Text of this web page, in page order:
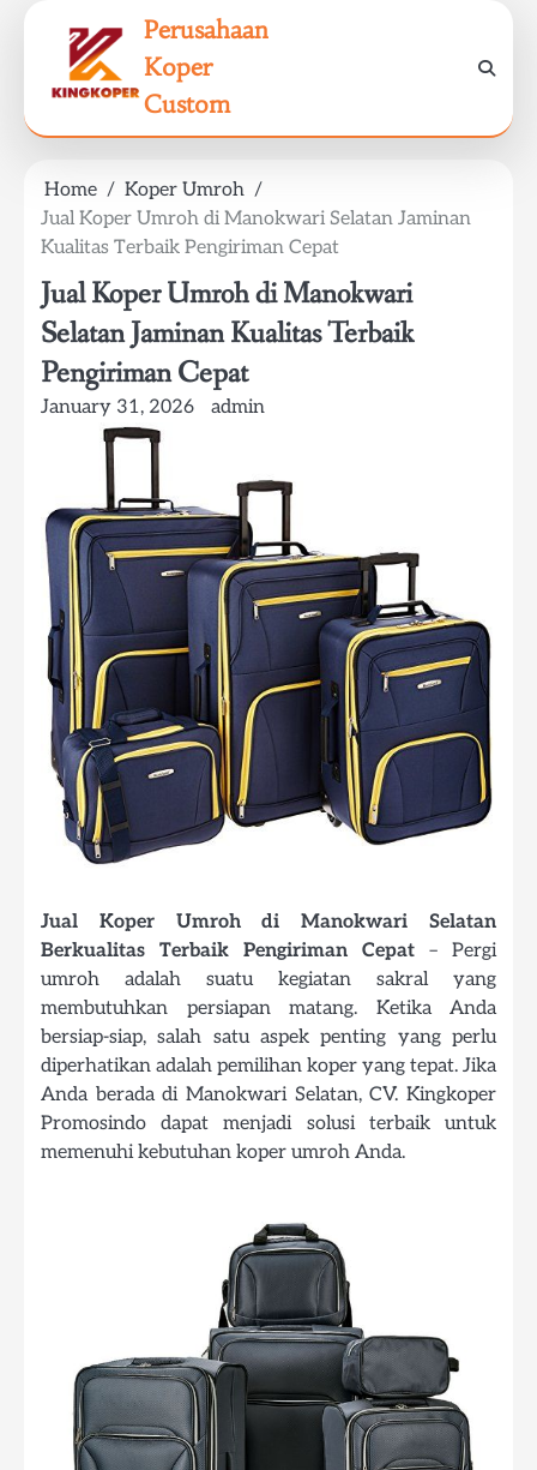
Perusahaan
Koper
Custom
Home
Koper Umroh
Jual Koper Umroh di Manokwari Selatan Jaminan
Kualitas Terbaik Pengiriman Cepat
Jual Koper Umroh di Manokwari
Selatan Jaminan Kualitas Terbaik
Pengiriman Cepat
January 31, 2026 admin
Jual Koper Umroh di Manokwari Selatan
Berkualitas Terbaik Pengiriman Cepat – Pergi
umroh adalah suatu kegiatan sakral yang
membutuhkan persiapan matang. Ketika Anda
bersiap-siap, salah satu aspek penting yang perlu
diperhatikan adalah pemilihan koper yang tepat. Jika
Anda berada di Manokwari Selatan, CV. Kingkoper
Promosindo dapat menjadi solusi terbaik untuk
memenuhi kebutuhan koper umroh Anda.